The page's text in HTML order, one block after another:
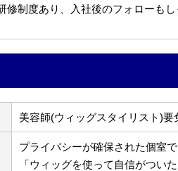
修制度あり、入社後のフォローもし
美容師(ウィッグスタイリスト)要
プライバシーが確保された個室
「ウィッグを使って自信がつい